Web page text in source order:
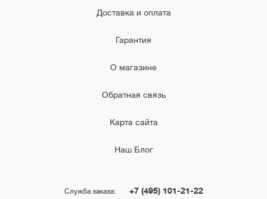
Доставка и оплата
Гарантия
О магазине
Обратная связь
Карта сайта
Наш Блог
Служба заказа: +7 (495) 101-21-22